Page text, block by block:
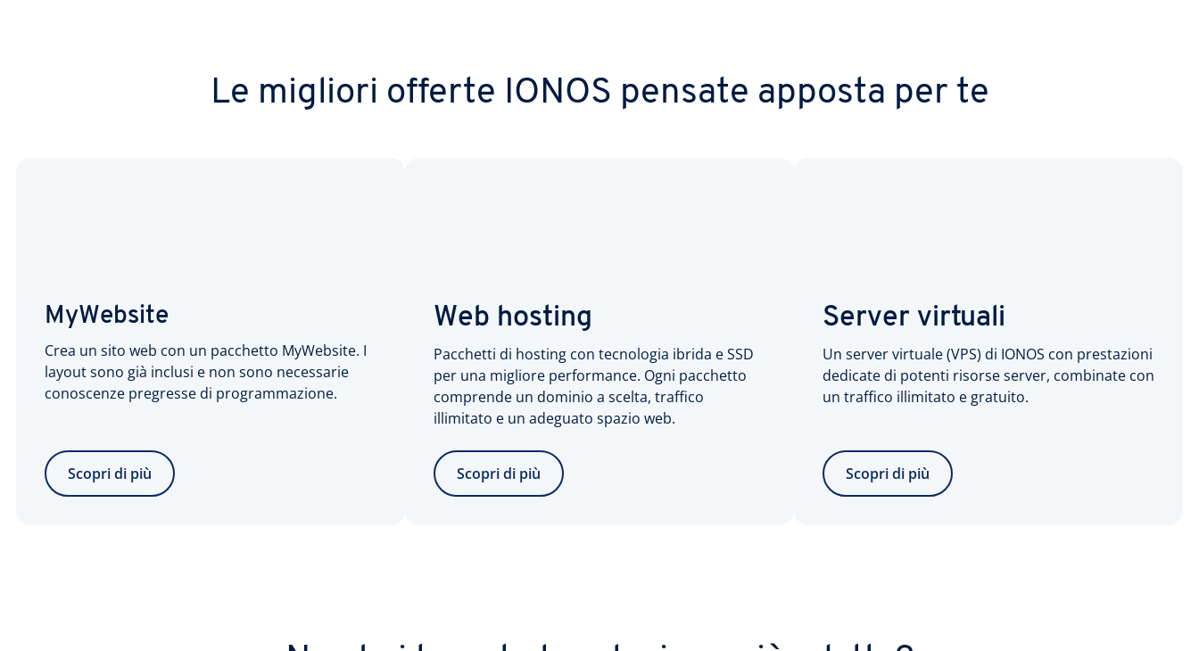
Le migliori offerte IONOS pensate apposta per te
MyWebsite
Crea un sito web con un pacchetto MyWebsite. I
layout sono già inclusi e non sono necessarie
conoscenze pregresse di programmazione.
Scopri di più
Web hosting
Pacchetti di hosting con tecnologia ibrida e SSD
per una migliore performance. Ogni pacchetto
comprende un dominio a scelta, traffico
illimitato e un adeguato spazio web.
Scopri di più
Server virtuali
Un server virtuale (VPS) di IONOS con prestazioni
dedicate di potenti risorse server, combinate con
un traffico illimitato e gratuito.
Scopri di più